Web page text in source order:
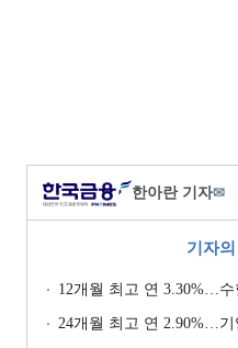
한아란 기자✉
기자
12개월 최고 연 3.30%…수협은행 ‘헤
24개월 최고 연 2.90%…기업은행 ‘IBK평